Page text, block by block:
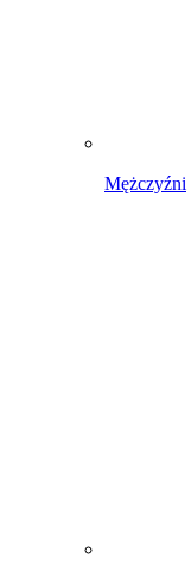
Mężczyźni